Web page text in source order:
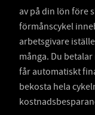
av på din lön före
förmånscykel
arbetsgivare
många. Du
får automatiskt
bekosta hela